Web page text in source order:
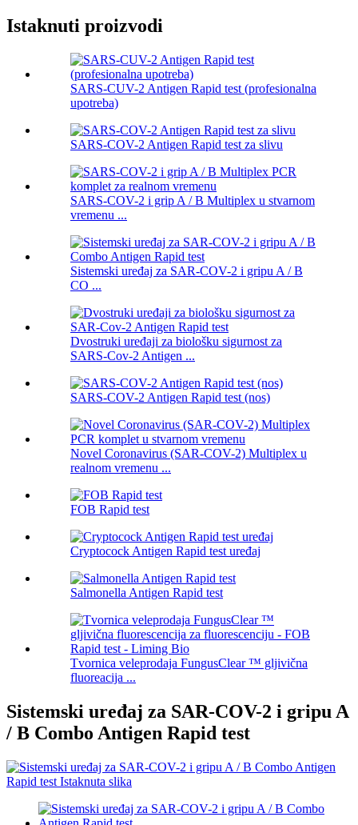
Istaknuti proizvodi
SARS-CUV-2 Antigen Rapid test (profesionalna
upotreba)
SARS-COV-2 Antigen Rapid test za slivu
SARS-COV-2 i grip A / B Multiplex u stvarnom
vremenu ...
Sistemski uređaj za SAR-COV-2 i gripu A / B
CO ...
Dvostruki uređaji za biološku sigurnost za
SARS-Cov-2 Antigen ...
SARS-COV-2 Antigen Rapid test (nos)
Novel Coronavirus (SAR-COV-2) Multiplex u
realnom vremenu ...
FOB Rapid test
Cryptocock Antigen Rapid test uređaj
Salmonella Antigen Rapid test
Tvornica veleprodaja FungusClear ™ gljivična
fluoreacija ...
Sistemski uređaj za SAR-COV-2 i gripu A
/ B Combo Antigen Rapid test